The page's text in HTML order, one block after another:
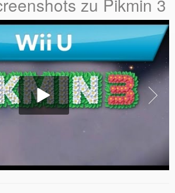
zu Pikmin 3